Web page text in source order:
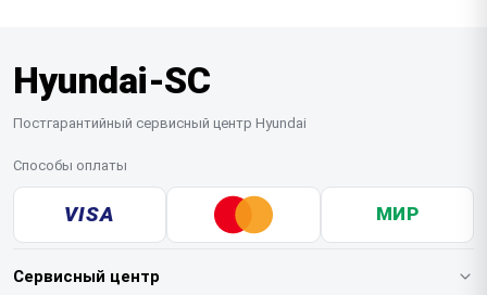
Hyundai-SC
Постгарантийный сервисный центр Hyundai
Способы оплаты
VISA МИР
Сервисный центр